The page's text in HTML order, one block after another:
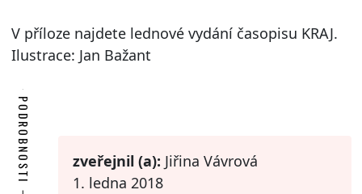
V příloze najdete lednové vydání časopisu KRAJ.
Ilustrace: Jan Bažant
PODROBNOSTI zveřejnil (a): Jiřina Vávrová
1. ledna 2018